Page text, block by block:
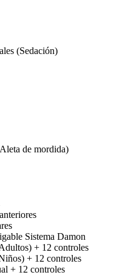
(Sedación)
de mordida)
Sistema Damon
+ 12 controles
+ 12 controles
+ 12 controles